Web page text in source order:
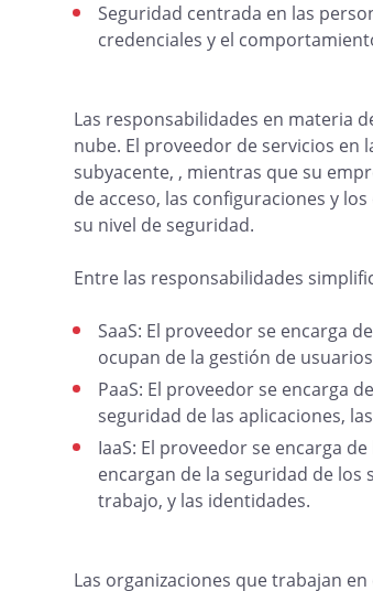
Seguridad centrada en las
credenciales y el
Las responsabilidades en materia
nube. El proveedor de servicios en
subyacente, , mientras que su
de acceso, las configuraciones y
su nivel de seguridad.
Entre las responsabilidades
SaaS: El proveedor se encarga
ocupan de la gestión de
PaaS: El proveedor se encarga
seguridad de las aplicaciones,
IaaS: El proveedor se encarga
encargan de la seguridad de los
trabajo, y las identidades.
Las organizaciones que trabajan